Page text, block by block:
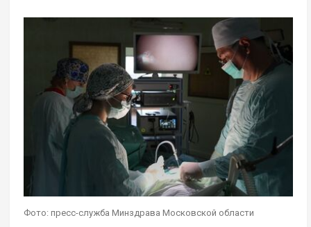
Фото: пресс-служба Минздрава Московской области